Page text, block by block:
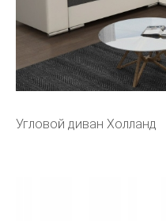
Угловой диван Холланд